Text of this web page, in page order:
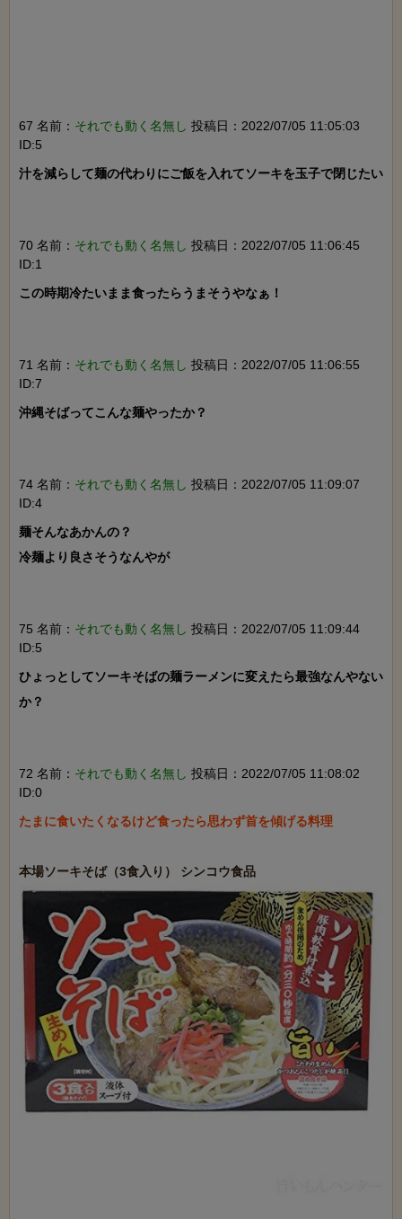
67 名前： それでも動く名無し 投稿日：2022/07/05 11:05:03
ID:5
汁を減らして麺の代わりにご飯を入れてソーキを玉子で閉じたい
70 名前： それでも動く名無し 投稿日：2022/07/05 11:06:45
ID:1
この時期冷たいまま食ったらうまそうやなぁ！
71 名前： それでも動く名無し 投稿日：2022/07/05 11:06:55
ID:7
沖縄そばってこんな麺やったか？
74 名前： それでも動く名無し 投稿日：2022/07/05 11:09:07
ID:4
麺そんなあかんの？
冷麺より良さそうなんやが
75 名前： それでも動く名無し 投稿日：2022/07/05 11:09:44
ID:5
ひょっとしてソーキそばの麺ラーメンに変えたら最強なんやない
か？
72 名前： それでも動く名無し 投稿日：2022/07/05 11:08:02
ID:0
たまに食いたくなるけど食ったら思わず首を傾げる料理